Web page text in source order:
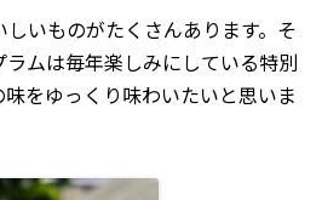
いものがたくさんあります。そ
ムは毎年楽しみにしている特別
をゆっくり味わいたいと思いま